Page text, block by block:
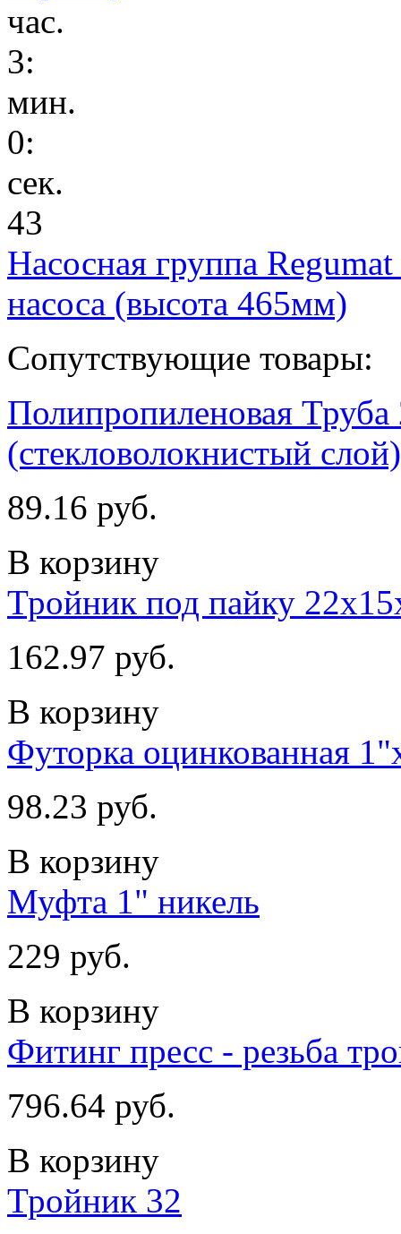
час.
3:
мин.
0:
сек.
43
Насосная группа
насоса (высота 465мм)
Сопутствующие товары:
Полипропиленовая
(стекловолокнистый
89.16 руб.
В корзину
Тройник под пайку
162.97 руб.
В корзину
Футорка оцинкованная
98.23 руб.
В корзину
Муфта 1" никель
229 руб.
В корзину
Фитинг пресс - резьба
796.64 руб.
В корзину
Тройник 32